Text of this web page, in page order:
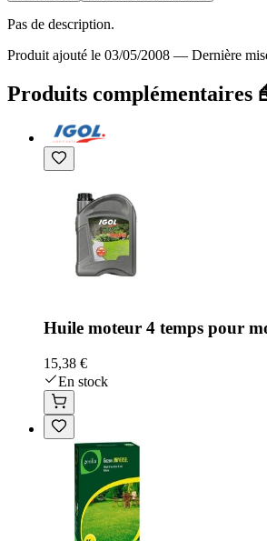
Pas de description.
Produit ajouté le 03/05/2008 — Dernière
Produits complémentaires
Huile moteur 4 temps pour
15,38 €
En stock